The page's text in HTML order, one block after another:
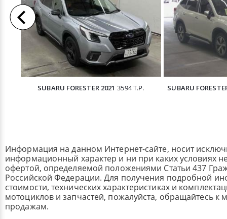
SUBARU FORESTER 2021 3594 Т.Р. SUBARU
Информация на данном Интернет-сайте, носит
информационный характер и ни при каких условиях
офертой, определяемой положениями Статьи 437
Российской Федерации. Для получения подробной
стоимости, технических характеристиках и
мотоциклов и запчастей, пожалуйста, обращайтесь к
продажам.